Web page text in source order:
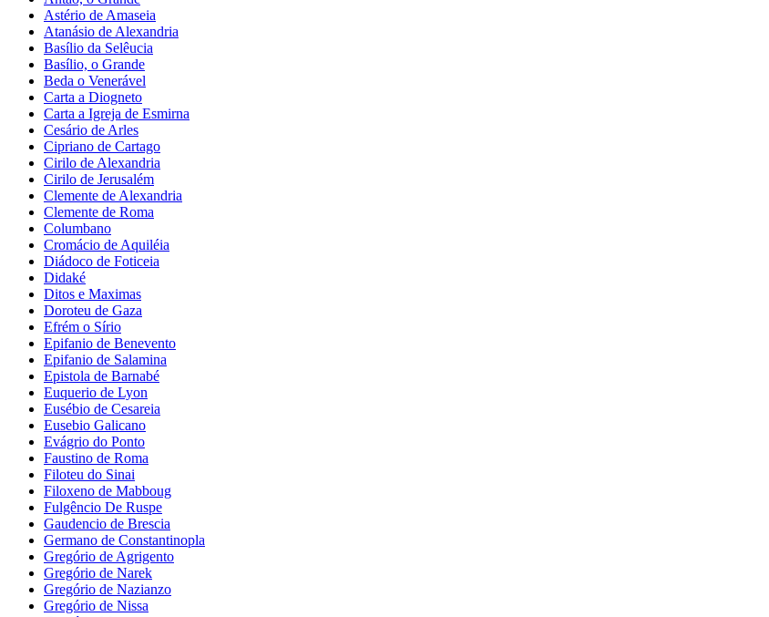
Astério de Amaseia
Atanásio de Alexandria
Basílio da Selêucia
Basílio, o Grande
Beda o Venerável
Carta a Diogneto
Carta a Igreja de Esmirna
Cesário de Arles
Cipriano de Cartago
Cirilo de Alexandria
Cirilo de Jerusalém
Clemente de Alexandria
Clemente de Roma
Columbano
Cromácio de Aquiléia
Diádoco de Foticeia
Didaké
Ditos e Maximas
Doroteu de Gaza
Efrém o Sírio
Epifanio de Benevento
Epifanio de Salamina
Epistola de Barnabé
Euquerio de Lyon
Eusébio de Cesareia
Eusebio Galicano
Evágrio do Ponto
Faustino de Roma
Filoteu do Sinai
Filoxeno de Mabboug
Fulgêncio De Ruspe
Gaudencio de Brescia
Germano de Constantinopla
Gregório de Agrigento
Gregório de Narek
Gregório de Nazianzo
Gregório de Nissa